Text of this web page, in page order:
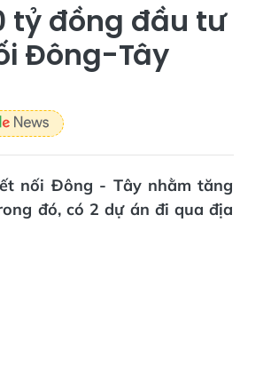
tỷ đồng đầu tư
Đông-Tây
nối Đông - Tây nhằm tăng
đó, có 2 dự án đi qua địa